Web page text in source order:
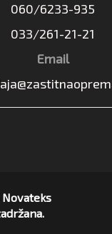
060/6233-935
033/261-21-21
Email